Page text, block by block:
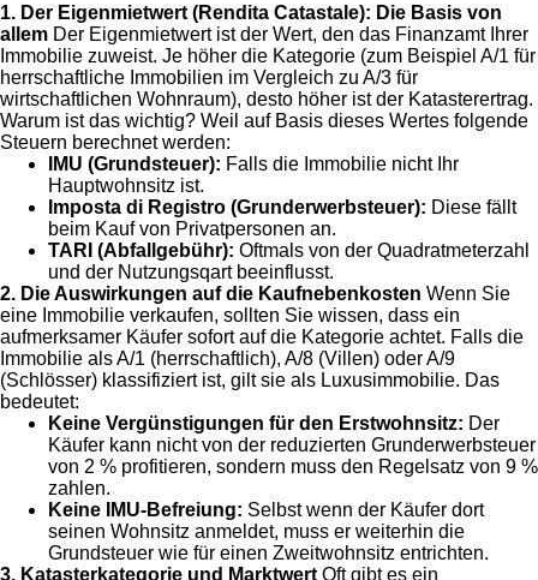
1. Der Eigenmietwert (Rendita Catastale): Die Basis von
allem Der Eigenmietwert ist der Wert, den das Finanzamt Ihrer
Immobilie zuweist. Je höher die Kategorie (zum Beispiel A/1 für
herrschaftliche Immobilien im Vergleich zu A/3 für
wirtschaftlichen Wohnraum), desto höher ist der Katasterertrag.
Warum ist das wichtig? Weil auf Basis dieses Wertes folgende
Steuern berechnet werden:
IMU (Grundsteuer): Falls die Immobilie nicht Ihr
Hauptwohnsitz ist.
Imposta di Registro (Grunderwerbsteuer): Diese fällt
beim Kauf von Privatpersonen an.
TARI (Abfallgebühr): Oftmals von der Quadratmeterzahl
und der Nutzungsqart beeinflusst.
2. Die Auswirkungen auf die Kaufnebenkosten Wenn Sie
eine Immobilie verkaufen, sollten Sie wissen, dass ein
aufmerksamer Käufer sofort auf die Kategorie achtet. Falls die
Immobilie als A/1 (herrschaftlich), A/8 (Villen) oder A/9
(Schlösser) klassifiziert ist, gilt sie als Luxusimmobilie. Das
bedeutet:
Keine Vergünstigungen für den Erstwohnsitz: Der
Käufer kann nicht von der reduzierten Grunderwerbsteuer
von 2 % profitieren, sondern muss den Regelsatz von 9 %
zahlen.
Keine IMU-Befreiung: Selbst wenn der Käufer dort
seinen Wohnsitz anmeldet, muss er weiterhin die
Grundsteuer wie für einen Zweitwohnsitz entrichten.
3. Katasterkategorie und Marktwert Oft gibt es ein